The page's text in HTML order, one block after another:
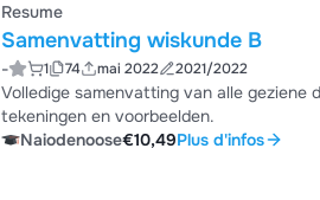
Resume
Samenvatting wiskunde B
- 1 74 mai 2022 2021/2022
Volledige samenvatting van alle geziene
tekeningen en voorbeelden.
Naiodenoose€10,49Plus d'infos